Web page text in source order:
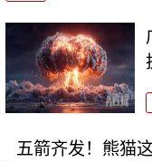
五箭齐发！熊猫